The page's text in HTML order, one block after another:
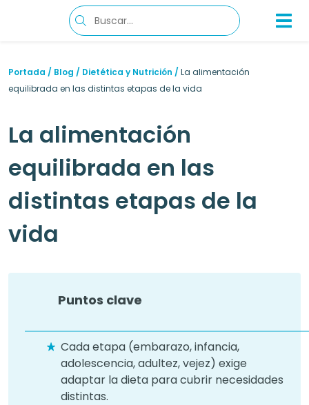
Portada / Blog / Dietética y Nutrición / La alimentación
equilibrada en las distintas etapas de la vida
La alimentación
equilibrada en las
distintas etapas de la
vida
Puntos clave
Cada etapa (embarazo, infancia,
adolescencia, adultez, vejez) exige
adaptar la dieta para cubrir necesidades
distintas.